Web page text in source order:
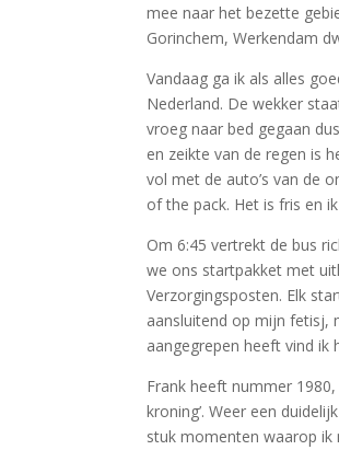
mee naar het bezette
Gorinchem, Werkendam
Vandaag ga ik als alles
Nederland. De wekker
vroeg naar bed gegaan
en zeikte van de regen is
vol met de auto’s van de
of the pack. Het is fris en
Om 6:45 vertrekt de bus
we ons startpakket met
Verzorgingsposten. Elk
aansluitend op mijn fetisj,
aangegrepen heeft vind
Frank heeft nummer
kroning’. Weer een
stuk momenten waarop ik